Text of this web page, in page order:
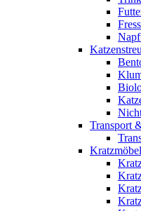
Katzenstreu
Transport
Kratzmöbel